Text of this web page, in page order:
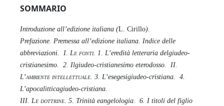
SOMMARIO
Introduzione all’edizione italiana (L. Cirillo).
Prefazione. Premessa all’edizione italiana. Indice delle
abbreviazioni.
I. Le fonti. 1. L’eredità letteraria delgiudeo-
cristianesimo.
2. Ilgiudeo-cristianesimo eterodosso.
II.
L’ambiente intellettuale . 3. L’esegesigiudeo-cristiana.
4.
L’apocalitticagiudeo-cristiana.
III. Le dottrine . 5. Trinità eangelologia.
6. I titoli del figlio